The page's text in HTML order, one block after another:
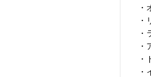
・
・
・
・
・
・